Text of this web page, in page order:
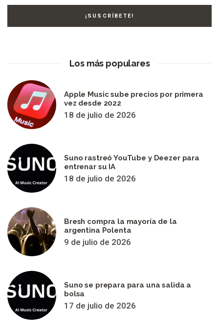
Los más populares
Apple Music sube precios por primera
vez desde 2022
18 de julio de 2026
Suno rastreó YouTube y Deezer para
entrenar su IA
18 de julio de 2026
Bresh compra la mayoría de la
argentina Polenta
9 de julio de 2026
Suno se prepara para una salida a
bolsa
17 de julio de 2026